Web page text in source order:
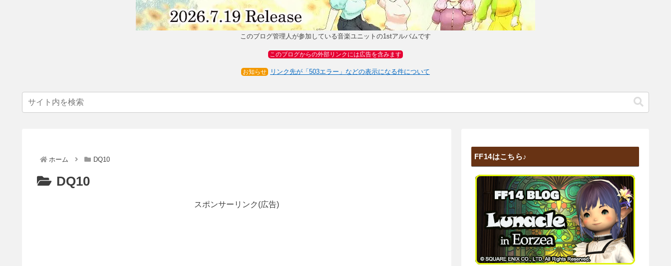
このブログ管理人が参加している音楽ユニットの1stアルバムです
このブログからの外部リンクには広告を含みます
お知らせ リンク先が「503エラー」などの表示になる件について
ホーム DQ10
DQ10
スポンサーリンク(広告)
FF14はこちら♪